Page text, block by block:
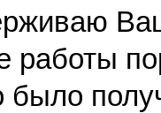
работы